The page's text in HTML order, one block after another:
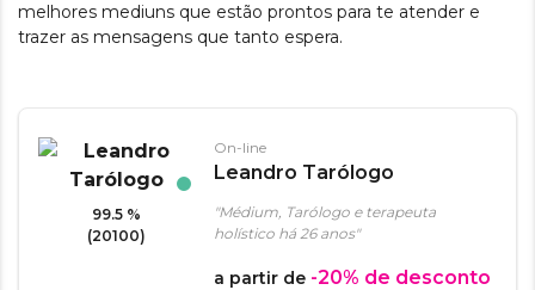
melhores mediuns que estão prontos para te atender e
trazer as mensagens que tanto espera.
99.5 %
(20100)
On-line
Leandro Tarólogo
"Médium, Tarólogo e terapeuta
holístico há 26 anos"
a partir de -20% de desconto